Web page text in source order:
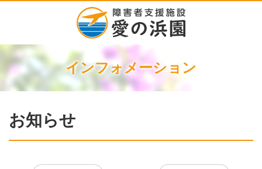
インフォメーション
お知らせ